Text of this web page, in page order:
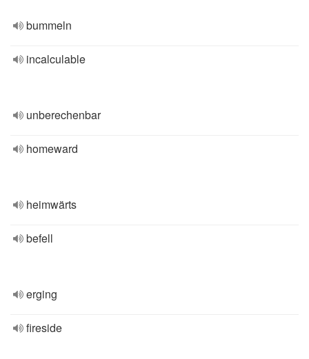
bummeln
incalculable
unberechenbar
homeward
heimwärts
befell
erging
fireside